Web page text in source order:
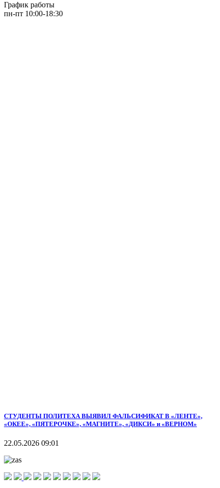
График работы
пн-пт 10:00-18:30
СТУДЕНТЫ ПОЛИТЕХА ВЫЯВИЛ ФАЛЬСИФИКАТ В «ЛЕНТЕ»,
«ОКЕЕ», «ПЯТЕРОЧКЕ», «МАГНИТЕ», «ДИКСИ» и «ВЕРНОМ»
22.05.2026 09:01